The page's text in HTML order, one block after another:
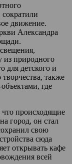
движение.
Александра
из природного
для детского и
также
где
что происходящие
город, он стал
свою
сюда
открывать кафе
всей